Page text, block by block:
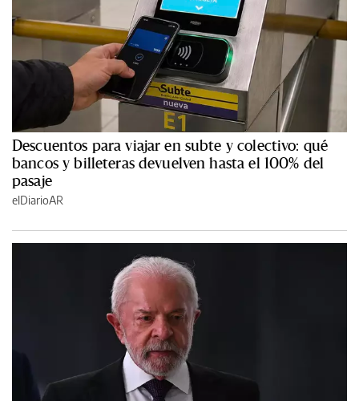
Descuentos para viajar en subte y colectivo: qué
bancos y billeteras devuelven hasta el 100% del
pasaje
elDiarioAR